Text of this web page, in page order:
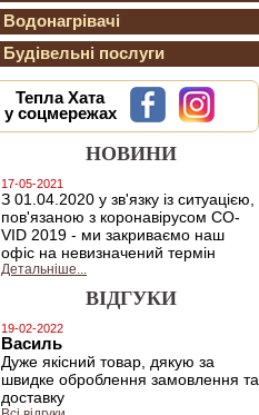
Водонагрівачі
Будівельні послуги
Тепла Хата
у соцмережах
НОВИНИ
17-05-2021
З 01.04.2020 у зв'язку із ситуацією,
пов'язаною з коронавірусом CO-
VID 2019 - ми закриваємо наш
офіс на невизначений термін
Детальніше...
ВІДГУКИ
19-02-2022
Василь
Дуже якісний товар, дякую за
швидке оброблення замовлення та
доставку